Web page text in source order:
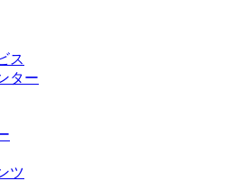
ス
ター
ツ